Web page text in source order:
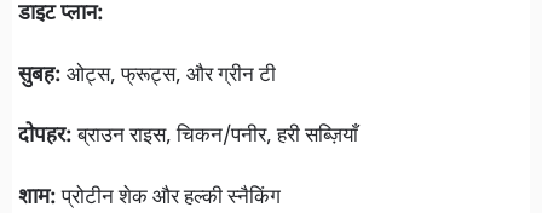
डाइट प्लान:
सुबह: ओट्स, फ्रूट्स, और ग्रीन टी
दोपहर:ब्राउन राइस, चिकन/पनीर, हरी सब्ज़ियाँ
शाम:प्रोटीन शेक और हल्की स्नैकिंग